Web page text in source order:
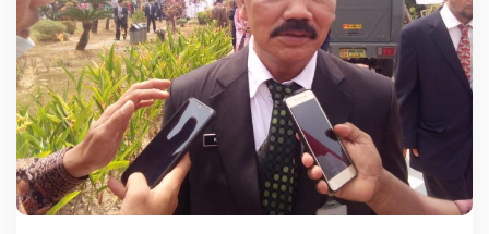
o
n
e
s
i
a
,
D